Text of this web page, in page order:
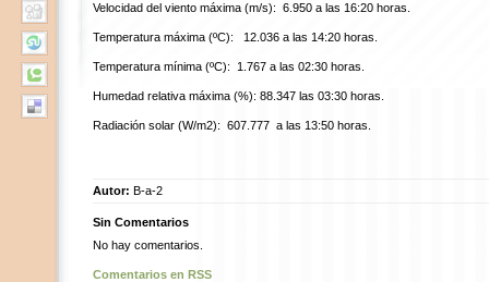
Velocidad del viento máxima (m/s): 6.950 a las 16:20 horas.
Temperatura máxima (ºC): 12.036 a las 14:20 horas.
Temperatura mínima (ºC): 1.767 a las 02:30 horas.
Humedad relativa máxima (%): 88.347 las 03:30 horas.
Radiación solar (W/m2): 607.777 a las 13:50 horas.
Autor: B-a-2
Sin Comentarios
No hay comentarios.
Comentarios en RSS